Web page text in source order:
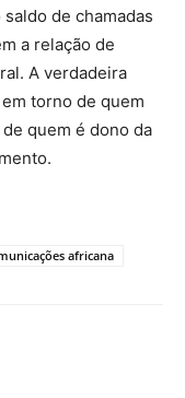
de chamadas
a relação de
A verdadeira
torno de quem
quem é dono da
africana